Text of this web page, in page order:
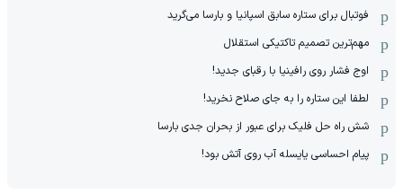
فوتبال برای ستاره سابق اسپانیا و بارسا می‌گرید
مهم‌ترین تصمیم تاکتیکی استقلال
اوج فشار روی رافینیا با رقبای جدید!
لطفا این ستاره را به جای صلاح نخرید!
شش راه حل فلیک برای عبور از بحران جدی بارسا
پیام احساسی یایسله آب روی آتش بود!